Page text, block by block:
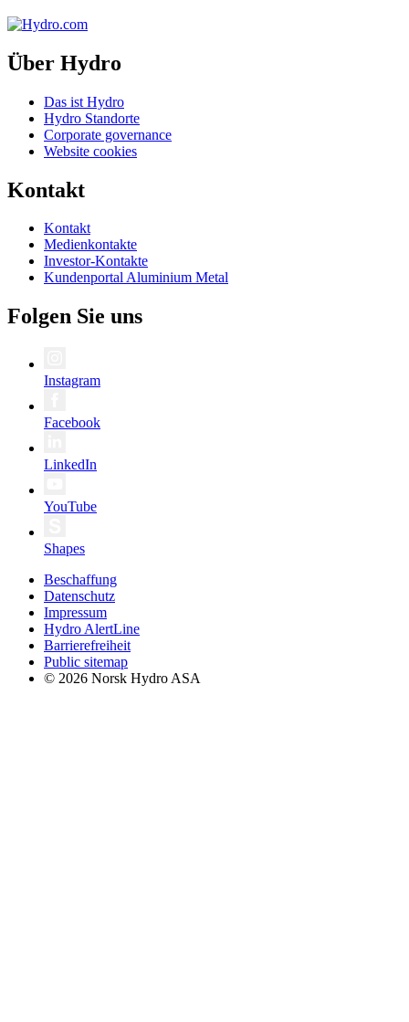
Über Hydro
Das ist Hydro
Hydro Standorte
Corporate governance
Website cookies
Kontakt
Kontakt
Medienkontakte
Investor-Kontakte
Kundenportal Aluminium Metal
Folgen Sie uns
Instagram
Facebook
LinkedIn
YouTube
Shapes
Beschaffung
Datenschutz
Impressum
Hydro AlertLine
Barrierefreiheit
Public sitemap
© 2026 Norsk Hydro ASA